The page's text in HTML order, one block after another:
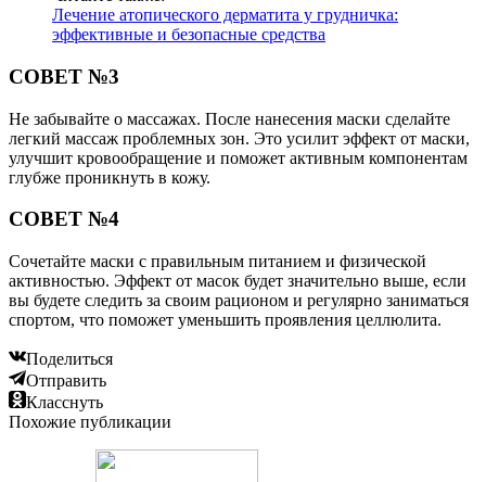
Лечение атопического дерматита у грудничка:
эффективные и безопасные средства
СОВЕТ №3
Не забывайте о массажах. После нанесения маски сделайте
легкий массаж проблемных зон. Это усилит эффект от маски,
улучшит кровообращение и поможет активным компонентам
глубже проникнуть в кожу.
СОВЕТ №4
Сочетайте маски с правильным питанием и физической
активностью. Эффект от масок будет значительно выше, если
вы будете следить за своим рационом и регулярно заниматься
спортом, что поможет уменьшить проявления целлюлита.
Поделиться
Отправить
Класснуть
Похожие публикации